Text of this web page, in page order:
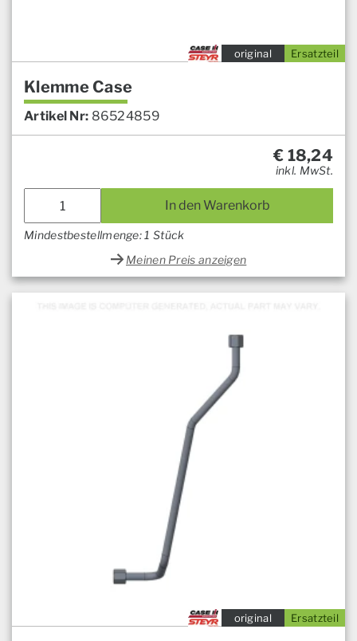
Ersatzteil
original
Klemme Case
Artikel Nr: 86524859
€ 18,24
inkl. MwSt.
In den Warenkorb
Mindestbestellmenge: 1 Stück
Meinen Preis anzeigen
Ersatzteil
original